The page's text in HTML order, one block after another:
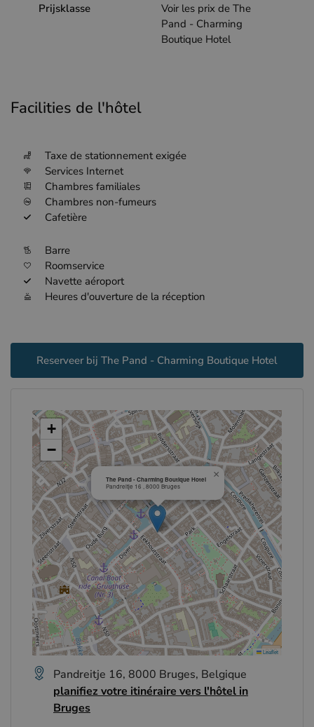
Prijsklasse
Voir les prix de The
Pand - Charming
Boutique Hotel
Facilities de l'hôtel
Taxe de stationnement exigée
Services Internet
Chambres familiales
Chambres non-fumeurs
Cafetière
Barre
Roomservice
Navette aéroport
Heures d'ouverture de la réception
Reserveer bij The Pand - Charming Boutique Hotel
The Pand - Charming Boutique Hotel
Pandreitje 16 , 8000 Bruges
×
+
−
Leaflet
Pandreitje 16, 8000 Bruges, Belgique
planifiez votre itinéraire vers l'hôtel in
Bruges